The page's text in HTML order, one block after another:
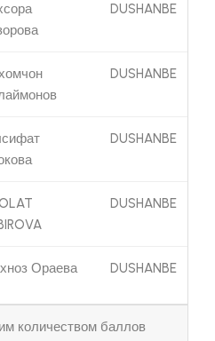
DUSHANBE
DUSHANBE
DUSHANBE
DUSHANBE
Ораева DUSHANBE
количеством баллов